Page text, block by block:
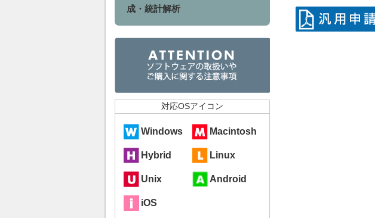
成・統計解析
対応OSアイコン
Windows Macintosh
Hybrid Linux
Unix Android
iOS